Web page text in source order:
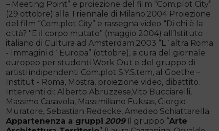
– Meeting Point” e proiezione del film “Com.plot City”
(29 ottobre) alla Triennale di Milano.2004 Proiezione
del film “Com.plot City” e rassegna video “Di chi è la
città? "E il corpo mutato” (maggio 2004) all’Istituto
italiano di Cultura ad Amsterdam.2003 “L´altra Roma
- Immagini d´Europa” (ottobre), a cura del giornale
europeo per studenti Work Out e del gruppo di
artisti indipendenti Com.plot S.Y.S.tem, al Goethe –
Institut - Roma, Mostra, proiezione video, dibattito.
Interventi di: Alberto Abruzzese,Vito Bucciarelli,
Massimo Casavola, Massimiliano Fuksas, Giorgio
Muratore, Sebastian Redecke, Amedeo Schiattarella.
Appartenenza a gruppi 2009 Il gruppo “Arte